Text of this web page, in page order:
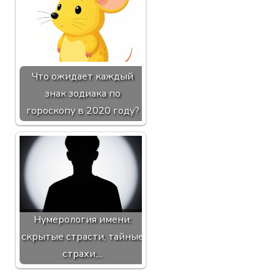
Что ожидает каждый
знак зодиака по
гороскопу в 2020 году?
Нумерология имени:
скрытые страсти, тайные
страхи,...